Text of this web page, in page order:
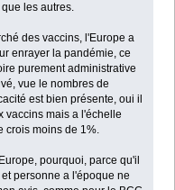
les autres.
des vaccins, l'Europe a
enrayer la pandémie, ce
purement administrative
vue le nombres de
est bien présente, oui il
vaccins mais a l'échelle
crois moins de 1%.
pourquoi, parce qu'il
personne a l'époque ne